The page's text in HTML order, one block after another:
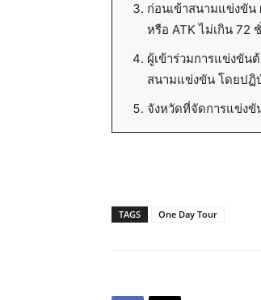
ก่อนเข้าสนามแข่งขัน
หรือ ATK ไม่เกิน 72
ผู้เข้าร่วมการแข่งขัน
สนามแข่งขัน โดยปฏิ
จังหวัดที่จัดการแข่งขั
TAGS One Day Tour